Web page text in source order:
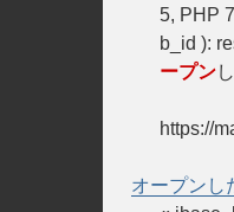
5, PHP
b_id ):
ープン
https://
オープンし